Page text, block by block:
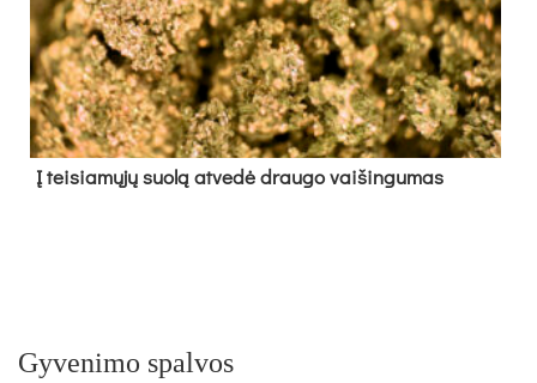
Į tei­sia­mų­jų suo­lą at­ve­dė drau­go vai­šin­gu­mas
Gyvenimo spalvos